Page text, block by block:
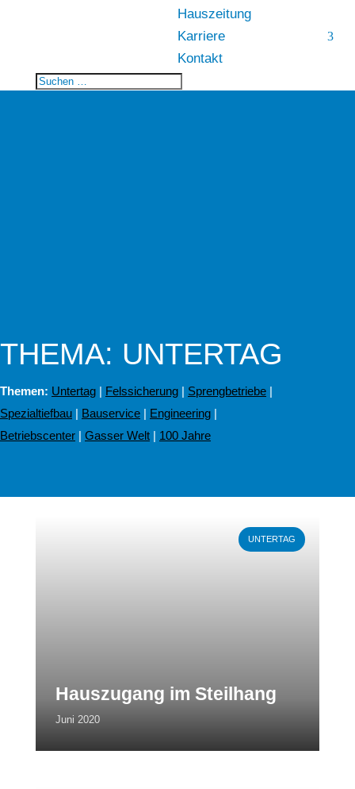
Hauszeitung
Karriere
Kontakt
THEMA: UNTERTAG
Themen: Untertag | Felssicherung | Sprengbetriebe |
Spezialtiefbau | Bauservice | Engineering |
Betriebscenter | Gasser Welt | 100 Jahre
UNTERTAG
Hauszugang im Steilhang
Juni 2020